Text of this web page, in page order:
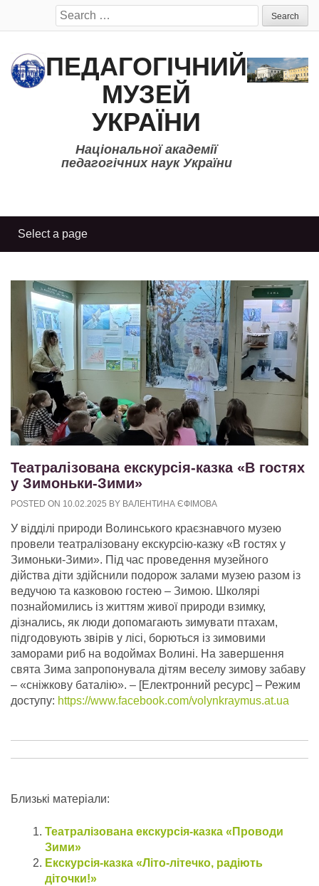
Search
for:
ПЕДАГОГІЧНИЙ
МУЗЕЙ
УКРАЇНИ
Національної академії
педагогічних наук України
Театралізована екскурсія-казка «В гостях
у Зимоньки-Зими»
POSTED ON 10.02.2025 BY ВАЛЕНТИНА ЄФІМОВА
У відділі природи Волинського краєзнавчого музею
провели театралізовану екскурсію-казку «В гостях у
Зимоньки-Зими». Під час проведення музейного
дійства діти здійснили подорож залами музею разом із
ведучою та казковою гостею – Зимою. Школярі
познайомились із життям живої природи взимку,
дізнались, як люди допомагають зимувати птахам,
підгодовують звірів у лісі, борються із зимовими
заморами риб на водоймах Волині. На завершення
свята Зима запропонувала дітям веселу зимову забаву
– «сніжкову баталію». – [Електронний ресурс] – Режим
доступу: https://www.facebook.com/volynkraymus.at.ua
Близькі матеріали:
Театралізована екскурсія-казка «Проводи
Зими»
Екскурсія-казка «Літо-літечко, радіють
діточки!»